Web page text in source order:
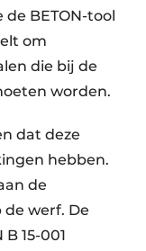
BETON-tool
om
die bij de
worden.
dat deze
hebben.
de
werf. De
15-001